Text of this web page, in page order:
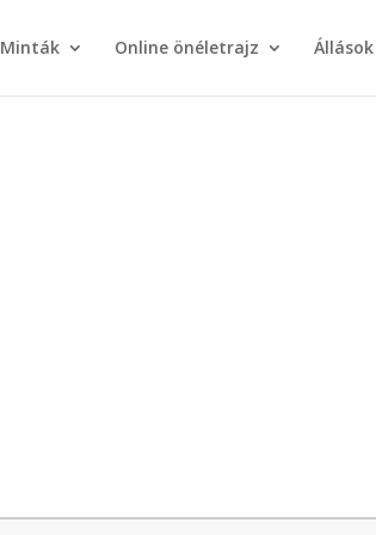
Minták Online önéletrajz Állások